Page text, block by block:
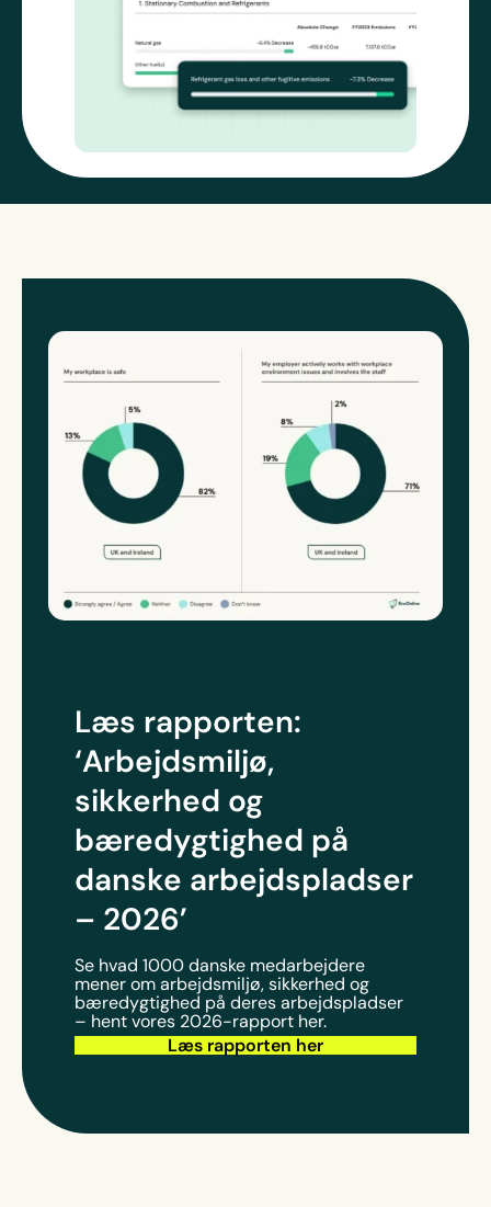
Læs rapporten:
‘Arbejdsmiljø,
sikkerhed og
bæredygtighed på
danske arbejdspladser
– 2026’
Se hvad 1000 danske medarbejdere
mener om arbejdsmiljø, sikkerhed og
bæredygtighed på deres arbejdspladser
– hent vores 2026-rapport her.
Læs rapporten her